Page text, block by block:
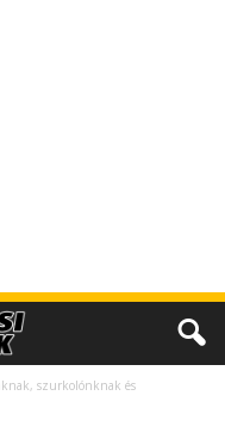
szurkolónknak és